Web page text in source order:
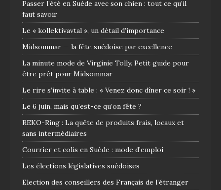
Passer l’été en Suède avec son chien : tout ce qu’il
faut savoir
Le « kollektivavtal », un détail d’importance
Midsommar — la fête suédoise par excellence
La minute mode de Virginie Tolly. Petit guide pour
être prêt pour Midsommar
Le rire s’invite à table : « Venez donc dîner ce soir ! »
Le 6 juin, mais qu’est-ce qu’on fête ?
REKO-Ring : La quête de produits frais, locaux et
sans intermédiaires
Courrier et colis en Suède : mode d’emploi
Les élections législatives suédoises
Election des conseillers des Français de l’étranger